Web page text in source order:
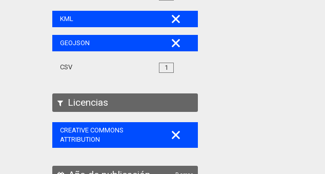
KML
GEOJSON
1
CSV
Licencias
CREATIVE COMMONS
ATTRIBUTION